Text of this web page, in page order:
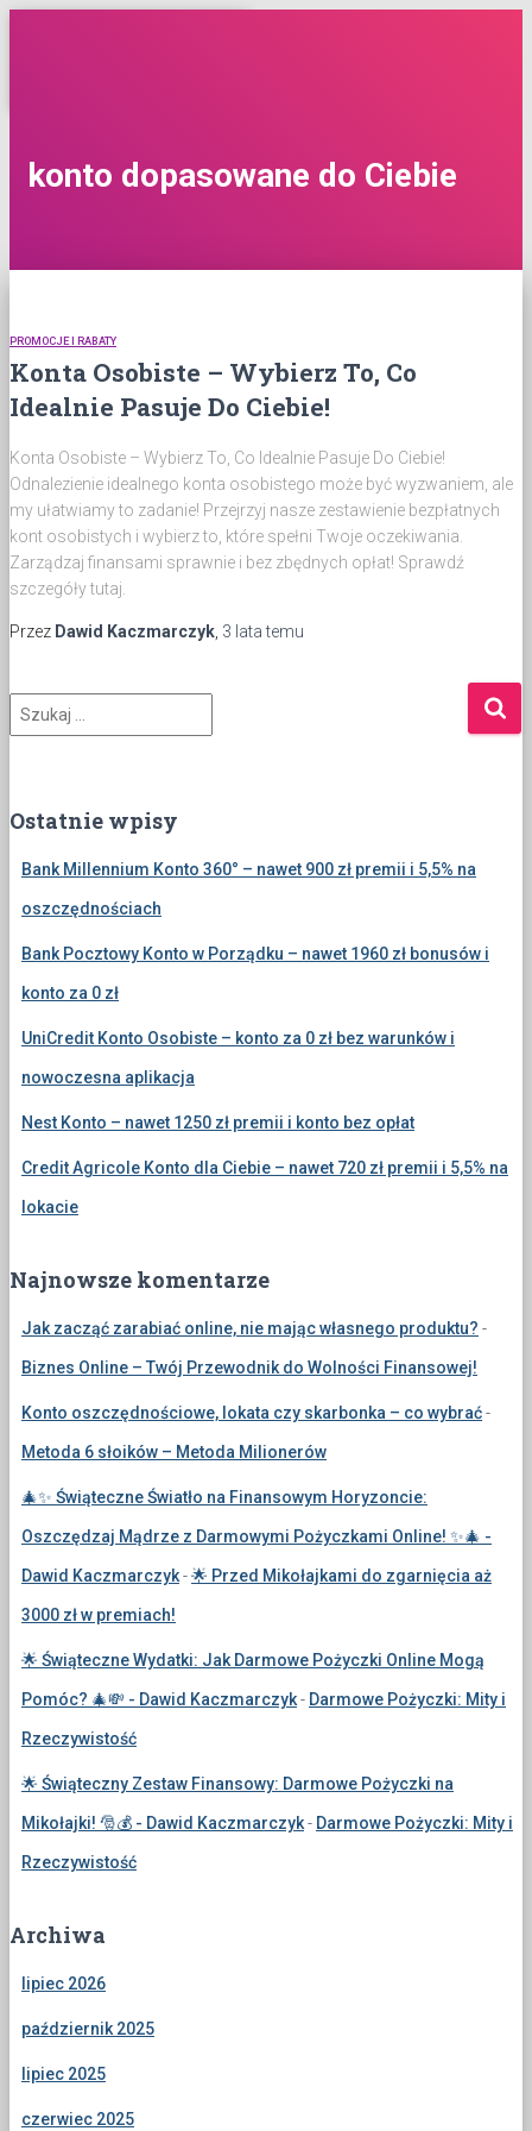
konto dopasowane do Ciebie
PROMOCJE I RABATY
Konta Osobiste – Wybierz To, Co
Idealnie Pasuje Do Ciebie!
Konta Osobiste – Wybierz To, Co Idealnie Pasuje Do Ciebie!
Odnalezienie idealnego konta osobistego może być wyzwaniem, ale
my ułatwiamy to zadanie! Przejrzyj nasze zestawienie bezpłatnych
kont osobistych i wybierz to, które spełni Twoje oczekiwania.
Zarządzaj finansami sprawnie i bez zbędnych opłat! Sprawdź
szczegóły tutaj.
Przez Dawid Kaczmarczyk, 3 latatemu
z
a
Ostatnie wpisy
Bank Millennium Konto 360° – nawet 900 zł premii i 5,5% na
oszczędnościach
Bank Pocztowy Konto w Porządku – nawet 1960 zł bonusów i
konto za 0 zł
UniCredit Konto Osobiste – konto za 0 zł bez warunków i
nowoczesna aplikacja
Nest Konto – nawet 1250 zł premii i konto bez opłat
Credit Agricole Konto dla Ciebie – nawet 720 zł premii i 5,5% na
lokacie
Najnowsze komentarze
Jak zacząć zarabiać online, nie mając własnego produktu? -
Biznes Online – Twój Przewodnik do Wolności Finansowej!
Konto oszczędnościowe, lokata czy skarbonka – co wybrać-
Metoda 6 słoików – Metoda Milionerów
🎄✨ Świąteczne Światło na Finansowym Horyzoncie:
Oszczędzaj Mądrze z Darmowymi Pożyczkami Online! ✨🎄 -
Dawid Kaczmarczyk-🌟 Przed Mikołajkami do zgarnięcia aż
3000 zł w premiach!
🌟 Świąteczne Wydatki: Jak Darmowe Pożyczki Online Mogą
Pomóc? 🎄💸 - Dawid Kaczmarczyk- Darmowe Pożyczki: Mity i
Rzeczywistość
🌟 Świąteczny Zestaw Finansowy: Darmowe Pożyczki na
Mikołajki! 🎅💰 - Dawid Kaczmarczyk- Darmowe Pożyczki: Mity i
Rzeczywistość
Archiwa
lipiec 2026
październik 2025
lipiec 2025
czerwiec 2025